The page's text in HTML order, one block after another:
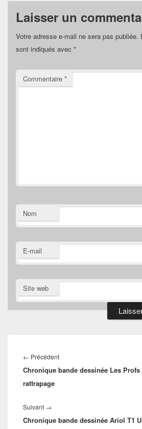
Laisser un
Votre adresse e-mail ne sera pas publiée.
sont indiqués avec *
Commentaire *
Nom
E-mail
Site web
de
l’article
← PrécédentArticle
précédent :
Chronique bande dessinée Les Profs
rattrapage
Suivant →
suivant :
Chronique bande dessinée Ariol T1